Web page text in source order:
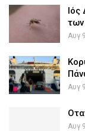
Αυγ
Αυγ
Αυγ